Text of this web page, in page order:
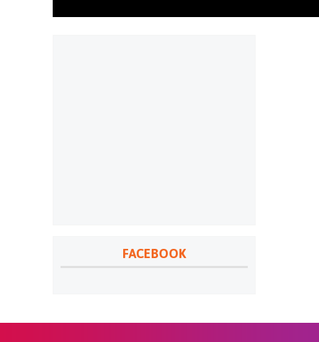
FACEBOOK